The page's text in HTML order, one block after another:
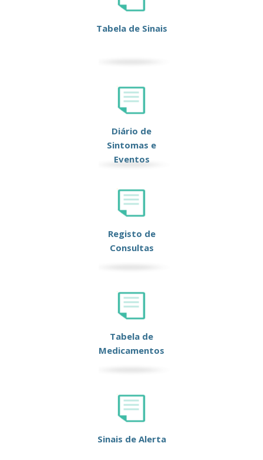
Tabela de Sinais
Diário de
Sintomas e
Eventos
Registo de
Consultas
Tabela de
Medicamentos
Sinais de Alerta